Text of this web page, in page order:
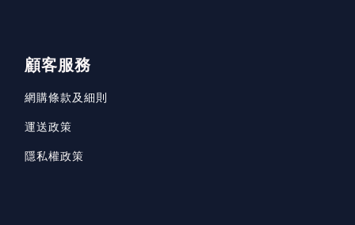
顧客服務
網購條款及細則
運送政策
隱私權政策